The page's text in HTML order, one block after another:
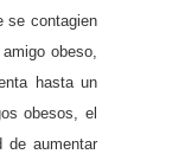
se contagien
obeso,
hasta un
obesos, el
de aumentar